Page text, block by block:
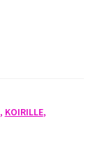
, KOIRILLE,